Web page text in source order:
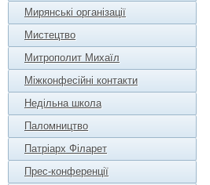
Мирянські організації
Мистецтво
Митрополит Михаїл
Міжконфесійні контакти
Недільна школа
Паломництво
Патріарх Філарет
Прес-конференції